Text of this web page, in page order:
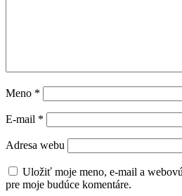
Meno *
E-mail *
Adresa webu
Uložiť moje meno, e-mail a
pre moje budúce komentáre.